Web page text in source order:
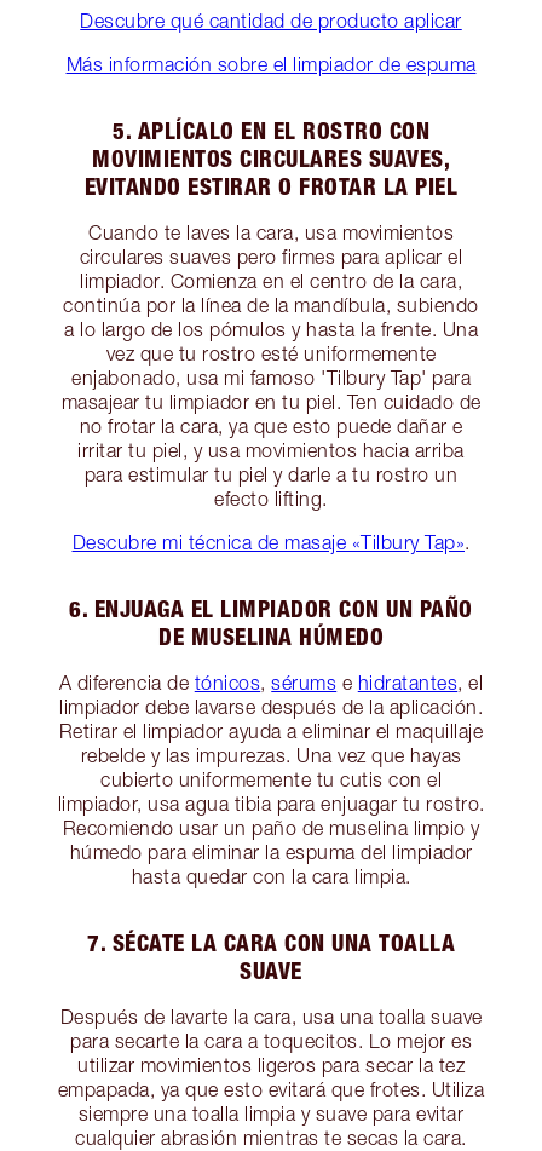
Descubre qué cantidad de producto aplicar
Más información sobre el limpiador de espuma
5. APLÍCALO EN EL ROSTRO CON
MOVIMIENTOS CIRCULARES SUAVES,
EVITANDO ESTIRAR O FROTAR LA PIEL
Cuando te laves la cara, usa movimientos
circulares suaves pero firmes para aplicar el
limpiador. Comienza en el centro de la cara,
continúa por la línea de la mandíbula, subiendo
a lo largo de los pómulos y hasta la frente. Una
vez que tu rostro esté uniformemente
enjabonado, usa mi famoso 'Tilbury Tap' para
masajear tu limpiador en tu piel. Ten cuidado de
no frotar la cara, ya que esto puede dañar e
irritar tu piel, y usa movimientos hacia arriba
para estimular tu piel y darle a tu rostro un
efecto lifting.
Descubre mi técnica de masaje «Tilbury Tap».
6. ENJUAGA EL LIMPIADOR CON UN PAÑO
DE MUSELINA HÚMEDO
A diferencia de tónicos,sérums e hidratantes, el
limpiador debe lavarse después de la aplicación.
Retirar el limpiador ayuda a eliminar el maquillaje
rebelde y las impurezas. Una vez que hayas
cubierto uniformemente tu cutis con el
limpiador, usa agua tibia para enjuagar tu rostro.
Recomiendo usar un paño de muselina limpio y
húmedo para eliminar la espuma del limpiador
hasta quedar con la cara limpia.
7. SÉCATE LA CARA CON UNA TOALLA
SUAVE
Después de lavarte la cara, usa una toalla suave
para secarte la cara a toquecitos. Lo mejor es
utilizar movimientos ligeros para secar la tez
empapada, ya que esto evitará que frotes. Utiliza
siempre una toalla limpia y suave para evitar
cualquier abrasión mientras te secas la cara.